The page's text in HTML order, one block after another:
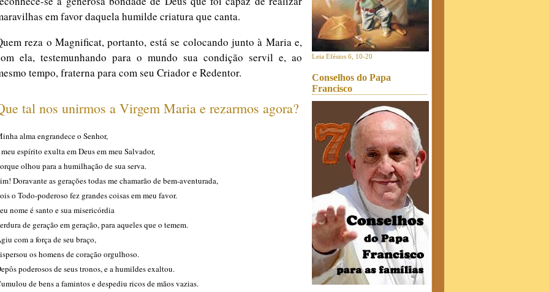
em favor daquela humilde criatura que canta.
reza o Magnificat, portanto, está se colocando junto à Maria e,
ela, testemunhando para o mundo sua condição servil e, ao
tempo, fraterna para com seu Criador e Redentor.
tal nos unirmos a Virgem Maria e rezarmos agora?
alma engrandece o Senhor,
meu espírito exulta em Deus em meu Salvador,
olhou para a humilhação de sua serva.
Doravante as gerações todas me chamarão de bem-aventurada,
o Todo-poderoso fez grandes coisas em meu favor.
nome é santo e sua misericórdia
de geração em geração, para aqueles que o temem.
com a força de seu braço,
os homens de coração orgulhoso.
poderosos de seus tronos, e a humildes exaltou.
de bens a famintos e despediu ricos de mãos vazias.
Leia Efésios 6, 10-20
Conselhos do Papa
Francisco